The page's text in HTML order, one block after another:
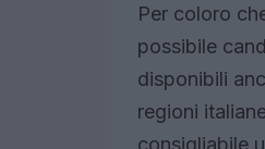
Per coloro
possibile
disponibili
regioni
consigliabile